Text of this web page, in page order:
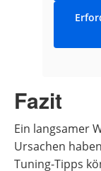
Fazit
Ein langsamer
Ursachen
Tuning-Tipps